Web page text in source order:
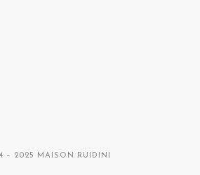
– 2025 MAISON RUIDINI